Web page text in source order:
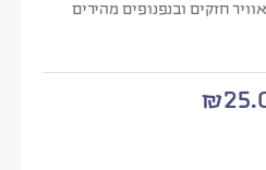
חזקים ובנפנופים מהירים
₪